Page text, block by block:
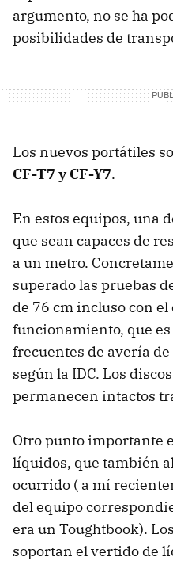
argumento, no se ha
posibilidades de
Los nuevos portátiles
CF-T7 y CF-Y7.
En estos equipos, una
que sean capaces de
a un metro.
superado las pruebas
de 76 cm incluso con el
funcionamiento, que es
frecuentes de avería
según la IDC. Los
permanecen intactos
Otro punto importante
líquidos, que también
ocurrido ( a mí
del equipo
era un Toughtbook).
soportan el vertido de